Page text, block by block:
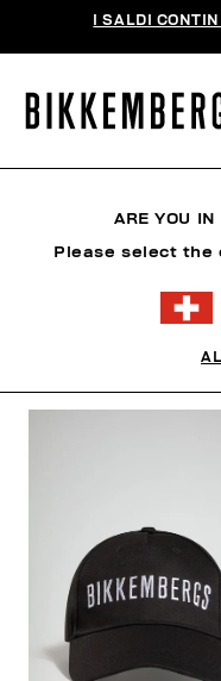
I SALDI
ARE YOU IN
Please select